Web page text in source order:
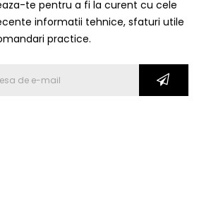
te pentru a fi la curent cu cele
informatii tehnice, sfaturi utile
practice.